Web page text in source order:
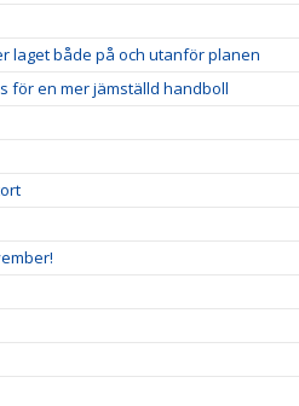
laget både på och utanför planen
för en mer jämställd handboll